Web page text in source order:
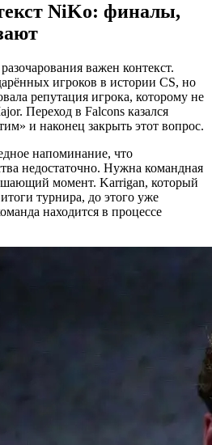
NiKo: финалы,
важен контекст.
игроков в истории CS, но
репутация игрока, которому не
Переход в Falcons казался
и наконец закрыть этот вопрос.
напоминание, что
недостаточно. Нужна командная
момент. Karrigan, который
турнира, до этого уже
находится в процессе